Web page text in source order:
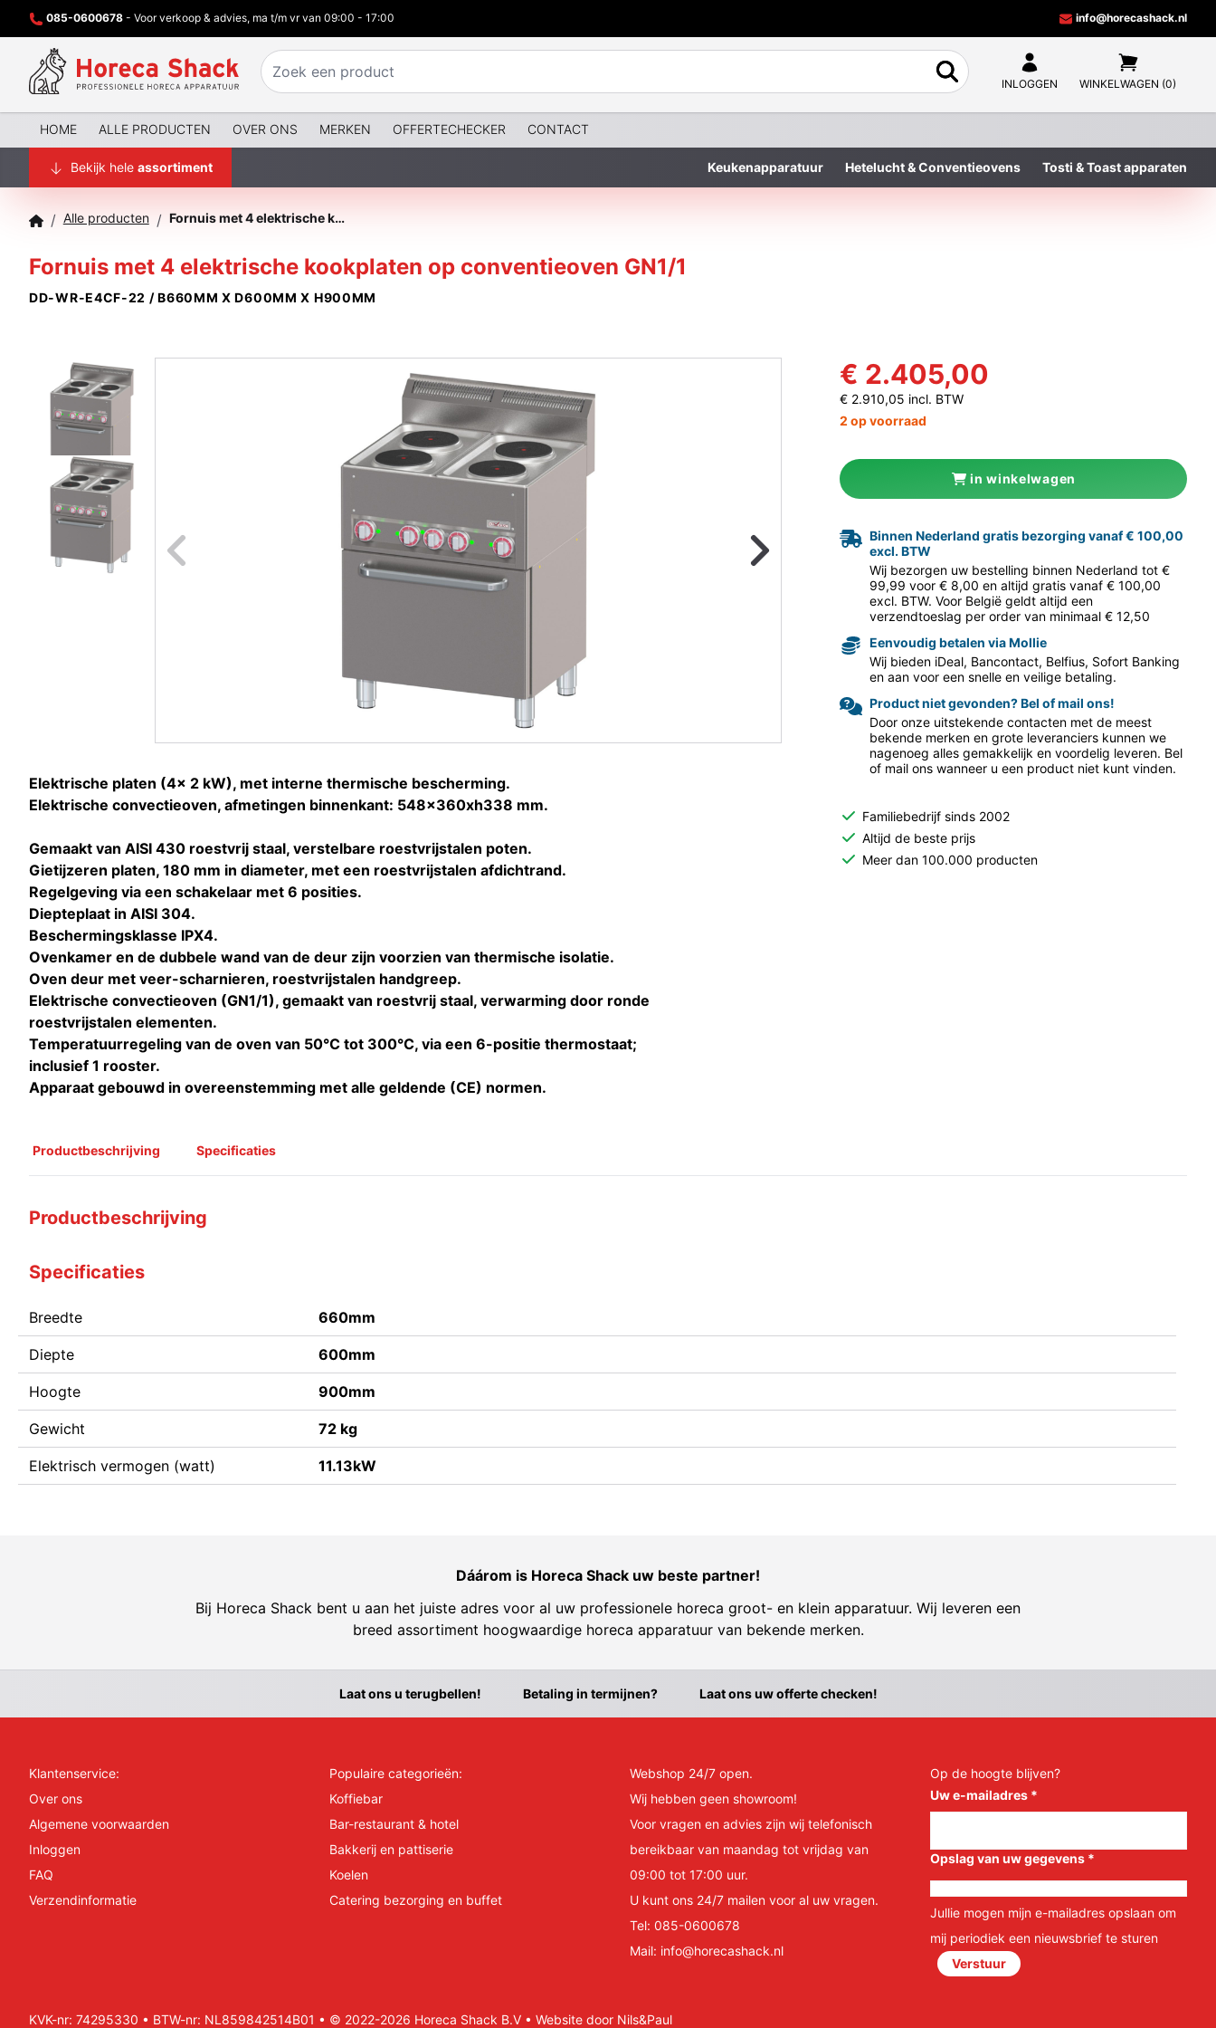
085-0600678 - Voor verkoop & advies, ma t/m vr van 09:00 - 17:00 info@horecashack.nl
INLOGGEN WINKELWAGEN (0)
HOME ALLE PRODUCTEN OVER ONS MERKEN OFFERTECHECKER CONTACT
Bekijk hele assortiment Keukenapparatuur Hetelucht & Conventieovens Tosti & Toast apparaten
/ Alle producten / Fornuis met 4 elektrische kookplaten op conventieoven GN1/1
Fornuis met 4 elektrische kookplaten op conventieoven GN1/1
DD-WR-E4CF-22 / B660MM X D600MM X H900MM
Naar vorige foto Naar volgende
Elektrische platen (4x 2 kW), met interne thermische bescherming.
Elektrische convectieoven, afmetingen binnenkant: 548x360xh338 mm.
Gemaakt van AISI 430 roestvrij staal, verstelbare roestvrijstalen poten.
Gietijzeren platen, 180 mm in diameter, met een roestvrijstalen afdichtrand.
Regelgeving via een schakelaar met 6 posities.
Diepteplaat in AISI 304.
Beschermingsklasse IPX4.
Ovenkamer en de dubbele wand van de deur zijn voorzien van thermische isolatie.
Oven deur met veer-scharnieren, roestvrijstalen handgreep.
Elektrische convectieoven (GN1/1), gemaakt van roestvrij staal, verwarming door ronde
roestvrijstalen elementen.
Temperatuurregeling van de oven van 50°C tot 300°C, via een 6-positie thermostaat;
inclusief 1 rooster.
Apparaat gebouwd in overeenstemming met alle geldende (CE) normen.
€ 2.405,00
€ 2.910,05 incl. BTW
2 op voorraad
in winkelwagen
Binnen Nederland gratis bezorging vanaf € 100,00
excl. BTW
Wij bezorgen uw bestelling binnen Nederland tot €
99,99 voor € 8,00 en altijd gratis vanaf € 100,00
excl. BTW. Voor België geldt altijd een
verzendtoeslag per order van minimaal € 12,50
Eenvoudig betalen via Mollie
Wij bieden iDeal, Bancontact, Belfius, Sofort Banking
en aan voor een snelle en veilige betaling.
Product niet gevonden? Bel of mail ons!
Door onze uitstekende contacten met de meest
bekende merken en grote leveranciers kunnen we
nagenoeg alles gemakkelijk en voordelig leveren. Bel
of mail ons wanneer u een product niet kunt vinden.
Familiebedrijf sinds 2002
Altijd de beste prijs
Meer dan 100.000 producten
Productbeschrijving Specificaties
Productbeschrijving
Specificaties
Breedte 660mm
Diepte 600mm
Hoogte 900mm
Gewicht 72 kg
Elektrisch vermogen (watt) 11.13kW
Dáárom is Horeca Shack uw beste partner!
Bij Horeca Shack bent u aan het juiste adres voor al uw professionele horeca groot- en klein apparatuur. Wij leveren een
breed assortiment hoogwaardige horeca apparatuur van bekende merken.
Laat ons u terugbellen! Betaling in termijnen? Laat ons uw offerte checken!
Klantenservice:
Over ons
Algemene voorwaarden
Inloggen
FAQ
Verzendinformatie
Populaire categorieën:
Koffiebar
Bar-restaurant & hotel
Bakkerij en pattiserie
Koelen
Catering bezorging en buffet
Webshop 24/7 open.
Wij hebben geen showroom!
Voor vragen en advies zijn wij telefonisch
bereikbaar van maandag tot vrijdag van
09:00 tot 17:00 uur.
U kunt ons 24/7 mailen voor al uw vragen.
Tel: 085-0600678
Mail: info@horecashack.nl
Op de hoogte blijven?
Uw e-mailadres *
Opslag van uw gegevens *
Jullie mogen mijn e-mailadres opslaan om
mij periodiek een nieuwsbrief te sturen
Verstuur
KVK-nr: 74295330 • BTW-nr: NL859842514B01 • © 2022-2026 Horeca Shack B.V • Website door Nils&Paul